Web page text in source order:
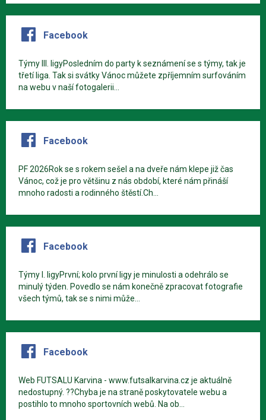
Facebook
Týmy III. ligyPosledním do party k seznámení se s týmy, tak je
třetí liga. Tak si svátky Vánoc můžete zpříjemním surfováním
na webu v naší fotogalerii...
Facebook
PF 2026Rok se s rokem sešel a na dveře nám klepe již čas
Vánoc, což je pro většinu z nás období, které nám přináší
mnoho radosti a rodinného štěstí.Ch...
Facebook
Týmy I. ligyPrvní; kolo první ligy je minulosti a odehrálo se
minulý týden. Povedlo se nám konečně zpracovat fotografie
všech týmů, tak se s nimi může...
Facebook
Web FUTSALU Karvina - www.futsalkarvina.cz je aktuálně
nedostupný. ??Chyba je na straně poskytovatele webu a
postihlo to mnoho sportovních webů. Na ob...